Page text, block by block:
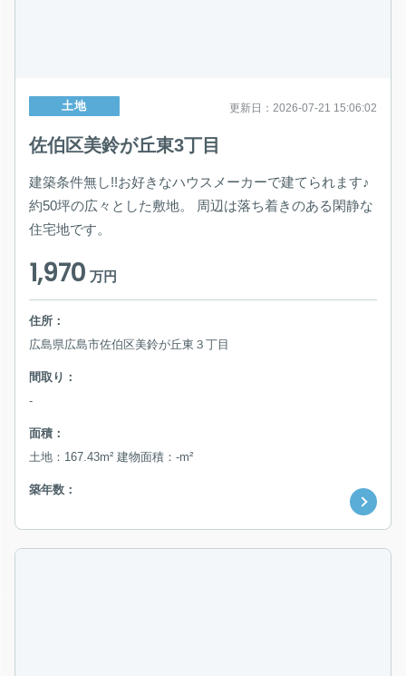
土地 更新日：2026-07-21 15:06:02
佐伯区美鈴が丘東3丁目
建築条件無し!!お好きなハウスメーカーで建てられます♪
約50坪の広々とした敷地。 周辺は落ち着きのある閑静な
住宅地です。
1,970万円
住所：
広島県広島市佐伯区美鈴が丘東３丁目
間取り：
-
面積：
土地：167.43m² 建物面積：-m²
築年数：